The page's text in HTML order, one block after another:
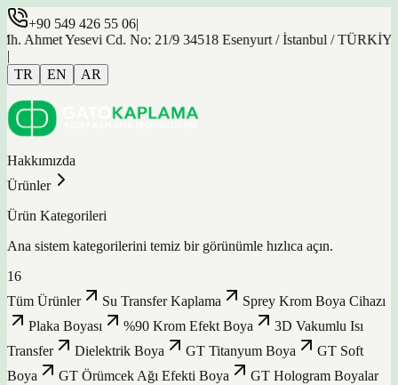
+90 549 426 55 06|
Yesevi Cd. No: 21/9 34518 Esenyurt / İstanbul / TÜRKİYE
|
TR
EN AR
Hakkımızda
Ürünler
Ürün Kategorileri
Ana sistem kategorilerini temiz bir görünümle hızlıca açın.
16
Tüm Ürünler
Su Transfer Kaplama
Sprey Krom Boya Cihazı
Plaka Boyası
%90 Krom Efekt Boya
3D Vakumlu Isı
Transfer
Dielektrik Boya GT Titanyum Boya
GT Soft
Boya
GT Örümcek Ağı Efekti Boya
GT Hologram Boyalar